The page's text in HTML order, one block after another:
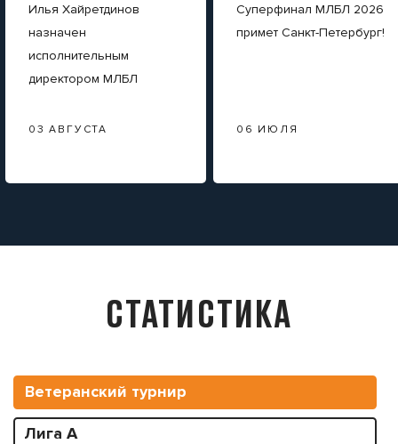
Илья Хайретдинов
назначен
исполнительным
директором МЛБЛ
03 АВГУСТА
Суперфинал МЛБЛ 2026
примет Санкт-Петербург!
06 ИЮЛЯ
СТАТИСТИКА
Ветеранский турнир
Лига А